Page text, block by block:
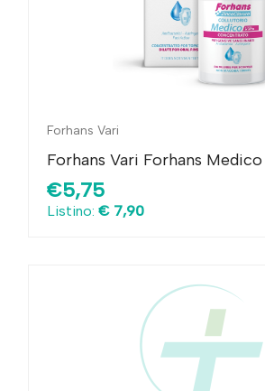
Forhans Vari
Forhans Vari Forhans
€5,75
Listino: € 7,90